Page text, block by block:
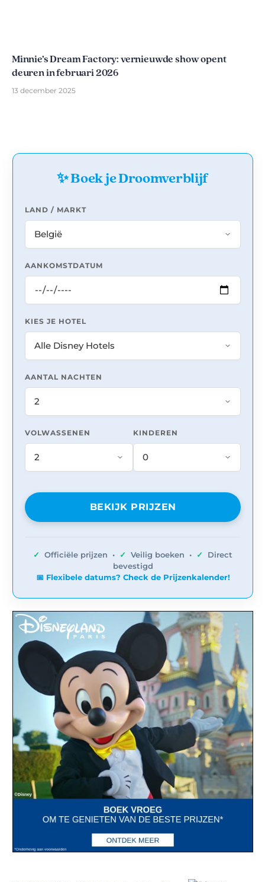
Minnie’s Dream Factory: vernieuwde show opent
deuren in februari 2026
13 december 2025
✨ Boek je Droomverblijf
LAND / MARKT
AANKOMSTDATUM
KIES JE HOTEL
AANTAL NACHTEN
VOLWASSENEN KINDEREN
BEKIJK PRIJZEN
✓ Officiële prijzen • ✓ Veilig boeken • ✓
Direct
bevestigd
📅 Flexibele datums? Check de Prijzenkalender!